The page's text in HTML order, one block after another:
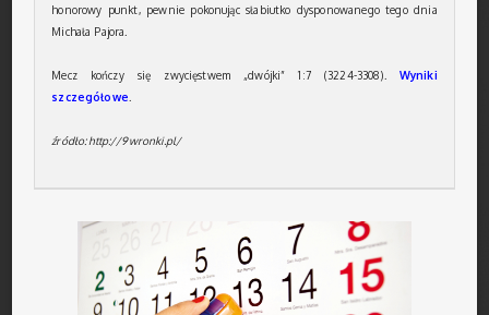
honorowy punkt, pewnie pokonując słabiutko dysponowanego tego dnia
Michała Pajora.
Mecz kończy się zwycięstwem „dwójki” 1:7 (3224-3308). Wyniki
szczegółowe
źródło: http://9wronki.pl/